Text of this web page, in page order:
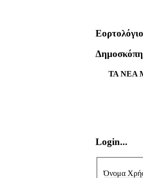
Εορτολόγιο
ΤΑ ΝΕΑ
Login...
Όνομα